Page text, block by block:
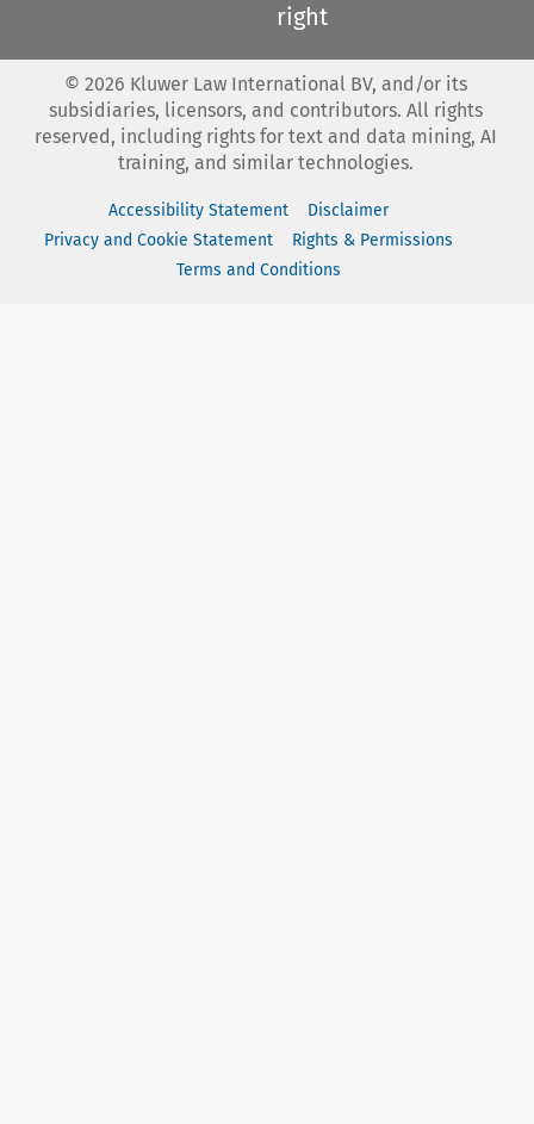
right
© 2026 Kluwer Law International BV, and/or its
subsidiaries, licensors, and contributors. All rights
reserved, including rights for text and data mining, AI
training, and similar technologies.
Accessibility Statement
Disclaimer
Privacy and Cookie Statement
Rights & Permissions
Terms and Conditions